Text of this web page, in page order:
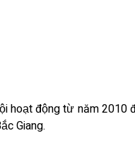
động từ năm 2010
Giang.